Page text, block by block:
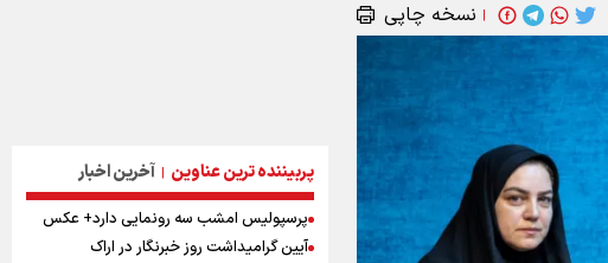
| نسخه چاپی
پربیننده ترین عناوین | آخرین اخبار
پرسپولیس امشب سه رونمایی دارد+ عکس
آیین گرامیداشت روز خبرنگار در اراک